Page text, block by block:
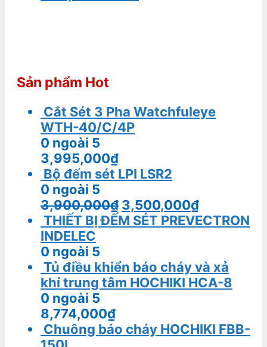
Sản phẩm Hot
Cắt Sét 3 Pha Watchfuleye
WTH-40/C/4P
0 ngoài 5
3,995,000₫
Bộ đếm sét LPI LSR2
0 ngoài 5
3,900,000₫ 3,500,000₫
THIẾT BỊ ĐẾM SÉT PREVECTRON
INDELEC
0 ngoài 5
Tủ điều khiển báo cháy và xả
khí trung tâm HOCHIKI HCA-8
0 ngoài 5
8,774,000₫
Chuông báo cháy HOCHIKI FBB-